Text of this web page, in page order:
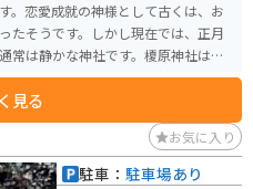
。恋愛成就の神様として古くは、お
たそうです。しかし現在では、正月
常は静かな神社です。榎原神社は、
です。ちなみに学問の神様「菅原道
見る
お気に入り
駐車： 駐車場あり